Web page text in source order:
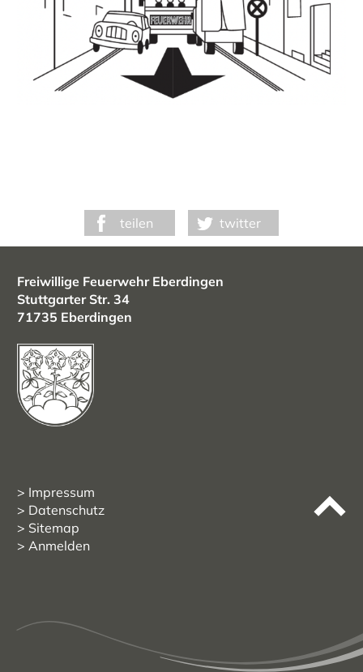
teilen twitter
Freiwillige Feuerwehr Eberdingen
Stuttgarter Str. 34
71735 Eberdingen
Impressum
Datenschutz
Sitemap
Anmelden